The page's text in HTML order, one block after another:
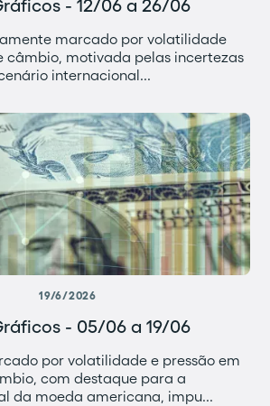
- 12/06 a 26/06
marcado por volatilidade
câmbio, motivada pelas incertezas
internacional...
19/6/2026
- 05/06 a 19/06
por volatilidade e pressão em
com destaque para a
da moeda americana, impu...